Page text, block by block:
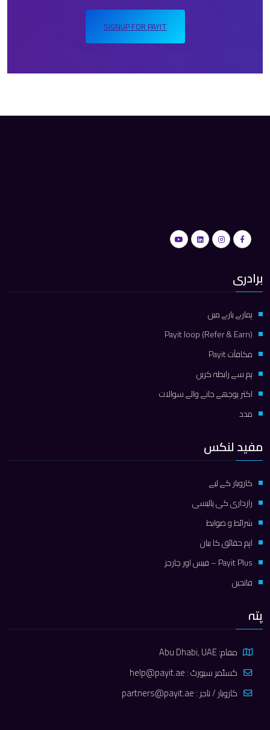
SIGNUP FOR PAYIT
برادری
ہمارے بارے میں
Payit loop (Refer & Earn)
مكافآت Payit
ہم سے رابطہ کریں
اکثر پوچھے جانے والے سوالات
مدد
مفید لنکس
کاروبار کے لیے
رازداری کی پالیسی
شرائط و ضوابط
اہم حقائق کا بیان
Payit Plus – فیس اور چارجز
فاتحین
پتہ
مقام: Abu Dhabi, UAE
کسٹمر سپورٹ :help@payit.ae
کاروبار / تاجر :partners@payit.ae